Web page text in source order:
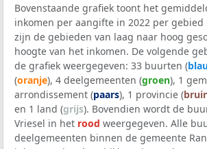
Bovenstaande grafiek toont het
inkomen per aangifte in 2022 per
zijn de gebieden van laag naar hoog
hoogte van het inkomen. De volgende
de grafiek weergegeven: 33 buurten (
(oranje), 4 deelgemeenten (groen), 1
arrondissement (paars), 1 provincie (
en 1 land (grijs). Bovendien wordt de
Vriesel in het rood weergegeven. Alle
deelgemeenten binnen de gemeente